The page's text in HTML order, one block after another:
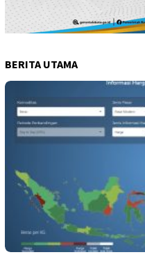
BERITA UTAMA